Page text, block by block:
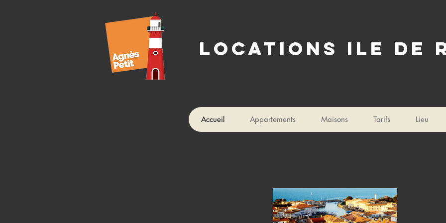
Locations ile de
Accueil Appartements Maisons Tarifs Lieu